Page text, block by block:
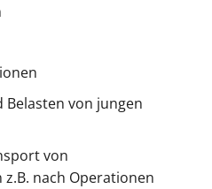
von jungen
von
nach Operationen